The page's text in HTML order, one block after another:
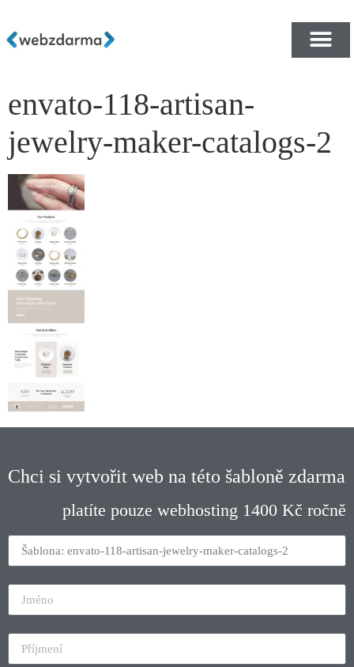
envato-118-artisan-
jewelry-maker-catalogs-2
Chci si vytvořit web na této šabloně zdarma
platíte pouze webhosting 1400 Kč ročně